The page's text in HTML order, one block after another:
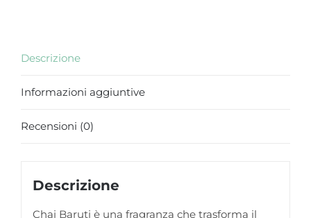
Descrizione
Informazioni aggiuntive
Recensioni (0)
Descrizione
Chai Baruti è una fragranza che trasforma il